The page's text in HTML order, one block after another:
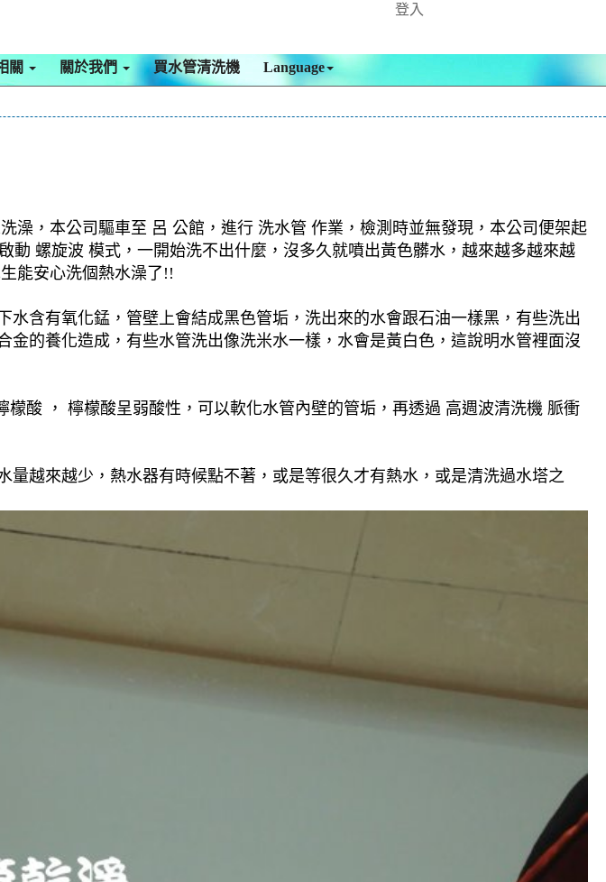
登入
關 關於我們 買水管清洗機 Language
澡，本公司驅車至 呂 公館，進行 洗水管 作業，檢測時並無發現，本公司便架起
螺旋波 模式，一開始洗不出什麼，沒多久就噴出黃色髒水，越來越多越來越
能安心洗個熱水澡了!!
含有氧化錳，管壁上會結成黑色管垢，洗出來的水會跟石油一樣黑，有些洗出
的養化造成，有些水管洗出像洗米水一樣，水會是黃白色，這說明水管裡面沒
酸 ， 檸檬酸呈弱酸性，可以軟化水管內壁的管垢，再透過 高週波清洗機 脈衝
越來越少，熱水器有時候點不著，或是等很久才有熱水，或是清洗過水塔之